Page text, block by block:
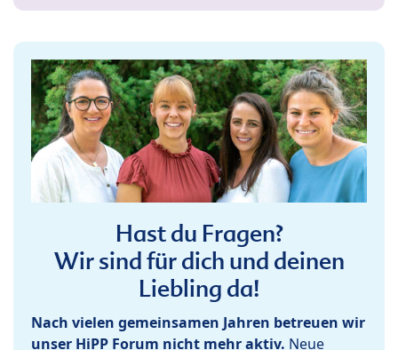
Hast du Fragen?
Wir sind für dich und deinen
Liebling da!
Nach vielen gemeinsamen Jahren betreuen wir
unser HiPP Forum nicht mehr aktiv. Neue